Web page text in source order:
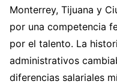
Monterrey, Tijuana y
por una competencia
por el talento. La
administrativos
diferencias salariales